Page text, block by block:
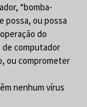
“bomba-
possa, ou possa
do
de computador
ou comprometer
nenhum vírus